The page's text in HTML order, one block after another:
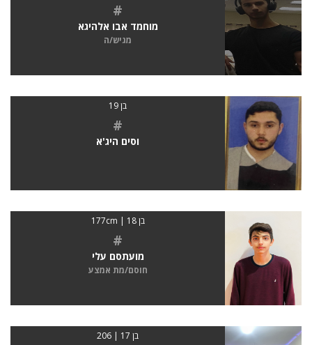
#
מוחמד אבו אלהיגא
מגיש/ה
בן 19
#
וסים היג'א
בן 18 | 177cm
#
מועתסם עלי
חוסם/מת אמצע
בן 17 | 206